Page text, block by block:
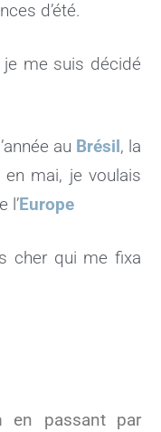
d’été.
je me suis décidé
au Brésil , la
en mai, je voulais
l’Europe
cher qui me fixa
en passant par